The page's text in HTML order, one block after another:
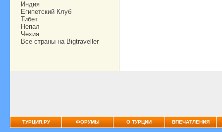
Индия
Египетский Клуб
Тибет
Непал
Чехия
Все страны на Bigtraveller
ТУРЦИЯ.РУ ФОРУМЫ О ТУРЦИИ ВПЕЧАТЛЕНИЯ